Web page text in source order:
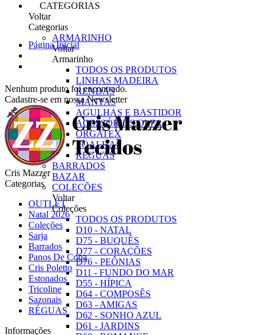
CATEGORIAS
Voltar
Categorias
ARMARINHO
Voltar
Armarinho
TODOS OS PRODUTOS
LINHAS MADEIRA
RENDAS
MANTAS
AGULHAS E BASTIDOR
ACESSÓRIOS OLFA
ORGATEX
TOALHAS
RÉGUAS
BARRADOS
BAZAR
COLEÇÕES
Voltar
Coleções
TODOS OS PRODUTOS
D10 - NATAL
D75 - BUQUÊS
D77 - CORAÇÕES
D76 - PEÔNIAS
D11 - FUNDO DO MAR
D55 - HÍPICA
D64 - COMPOSÊS
D63 - AMIGAS
D62 - SONHO AZUL
D61 - JARDINS
Página Inicial
Nenhum produto foi encontrado.
Cadastre-se em nossa Newsletter
Cris Mazzer
Categorias
OUTLET
Natal 2026
Coleções
Sarja
Barrados
Panos De Copa
Cris Poletto
Estonados
Tricoline
Sazonais
RÉGUAS
Informações